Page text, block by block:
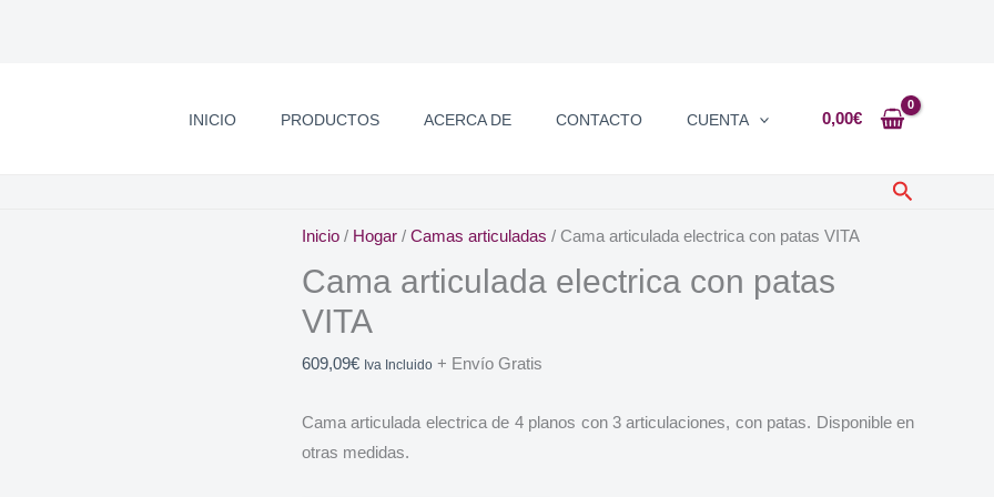
INICIO PRODUCTOS ACERCA DE CONTACTO CUENTA 0,00€
Buscar
Inicio / Hogar / Camas articuladas / Cama articulada electrica con patas VITA
Cama articulada electrica con patas
VITA
609,09€ Iva Incluido + Envío Gratis
Cama articulada electrica de 4 planos con 3 articulaciones, con patas. Disponible en
otras medidas.